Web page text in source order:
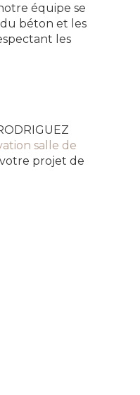
équipe se
béton et les
les
salle de
projet de